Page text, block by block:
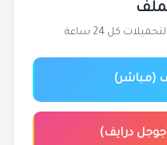
كل 24 ساعة
(مباشر)
درايف)